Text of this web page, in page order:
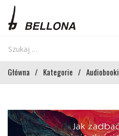
Główna / Kategorie / Audiobooki